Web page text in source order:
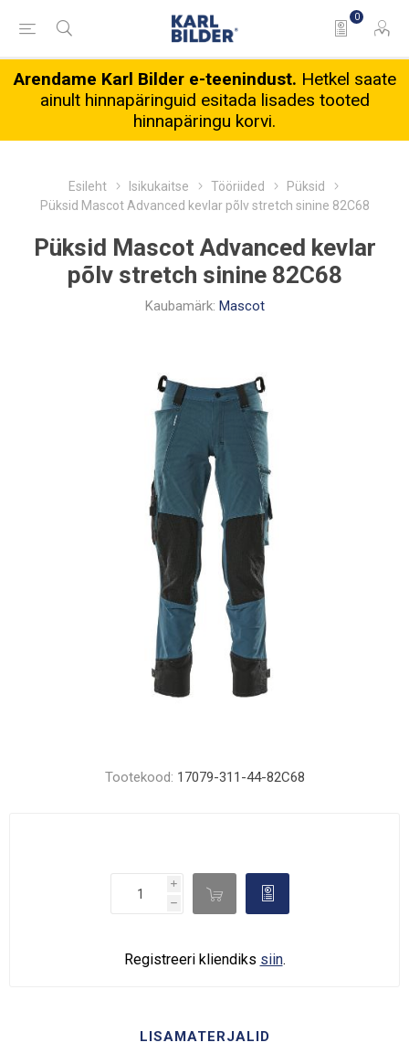
0
Arendame Karl Bilder e-teenindust. Hetkel saate
ainult hinnapäringuid esitada lisades tooted
hinnapäringu korvi.
Esileht Isikukaitse Tööriided
Püksid
Püksid Mascot Advanced kevlar põlv stretch sinine 82C68
Püksid Mascot Advanced kevlar
põlv stretch sinine 82C68
Kaubamärk: Mascot
Tootekood: 17079-311-44-82C68
i
h
d 
Registreeri kliendiks siin.
LISAMATERJALID